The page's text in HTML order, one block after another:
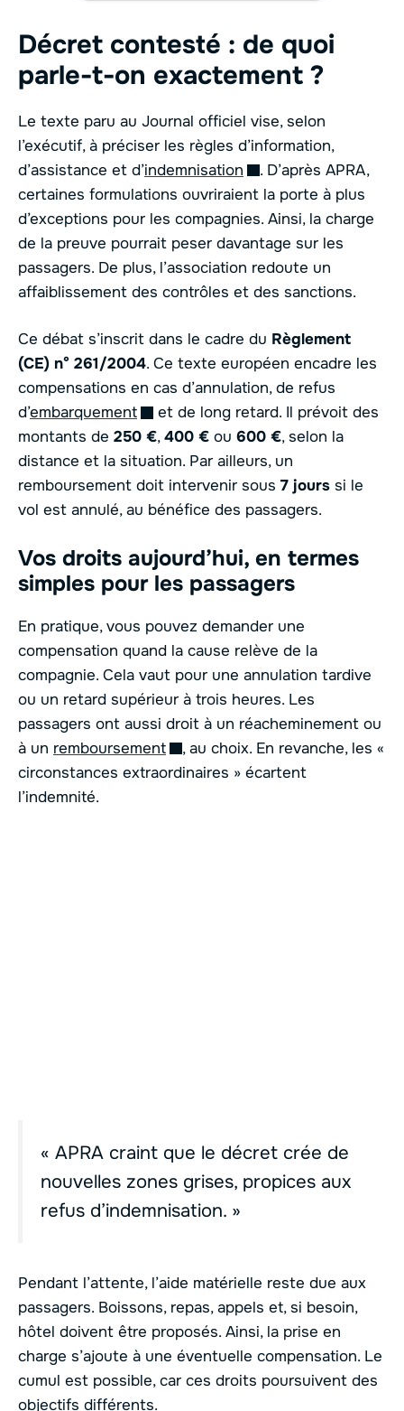
Décret contesté : de quoi
parle-t-on exactement ?
Le texte paru au Journal officiel vise, selon
l’exécutif, à préciser les règles d’information,
d’assistance et d’indemnisation
. D’après APRA,
certaines formulations ouvriraient la porte à plus
d’exceptions pour les compagnies. Ainsi, la charge
de la preuve pourrait peser davantage sur les
passagers. De plus, l’association redoute un
affaiblissement des contrôles et des sanctions.
Ce débat s’inscrit dans le cadre du Règlement
(CE) n° 261/2004. Ce texte européen encadre les
compensations en cas d’annulation, de refus
d’embarquement
et de long retard. Il prévoit des
montants de 250 €,400 € ou 600 €, selon la
distance et la situation. Par ailleurs, un
remboursement doit intervenir sous 7 jours si le
vol est annulé, au bénéfice des passagers.
Vos droits aujourd’hui, en termes
simples pour les passagers
En pratique, vous pouvez demander une
compensation quand la cause relève de la
compagnie. Cela vaut pour une annulation tardive
ou un retard supérieur à trois heures. Les
passagers ont aussi droit à un réacheminement ou
à un remboursement
, au choix. En revanche, les «
circonstances extraordinaires » écartent
l’indemnité.
« APRA craint que le décret crée de
nouvelles zones grises, propices aux
refus d’indemnisation. »
Pendant l’attente, l’aide matérielle reste due aux
passagers. Boissons, repas, appels et, si besoin,
hôtel doivent être proposés. Ainsi, la prise en
charge s’ajoute à une éventuelle compensation. Le
cumul est possible, car ces droits poursuivent des
objectifs différents.